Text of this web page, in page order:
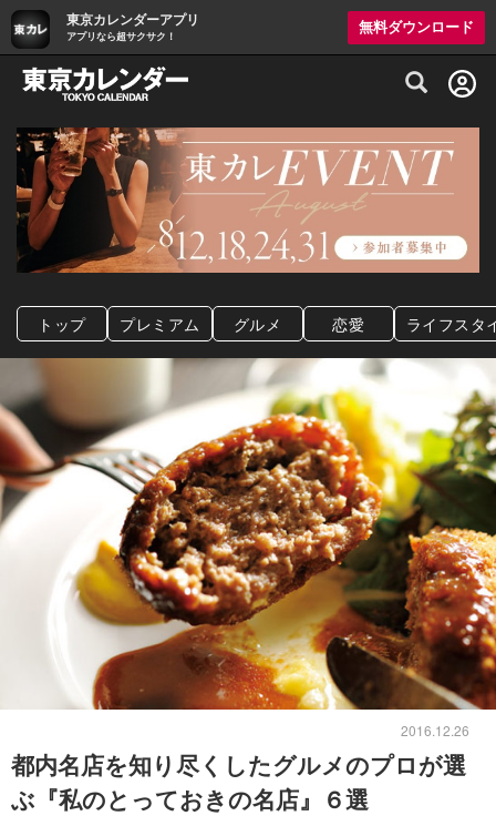
東京カレンダーアプリ
アプリなら超サクサク！
無料ダウンロード
グルメ情報・プレミアムレストラン予約
トップ プレミアム グルメ 恋愛 ライフスタ
2016.12.26
都内名店を知り尽くしたグルメのプロが選
ぶ『私のとっておきの名店』６選